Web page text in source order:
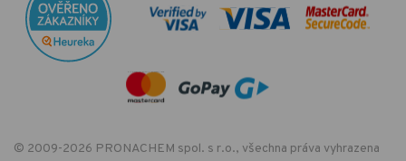
© 2009-2026 PRONACHEM spol. s r.o., všechna práva vyhrazena